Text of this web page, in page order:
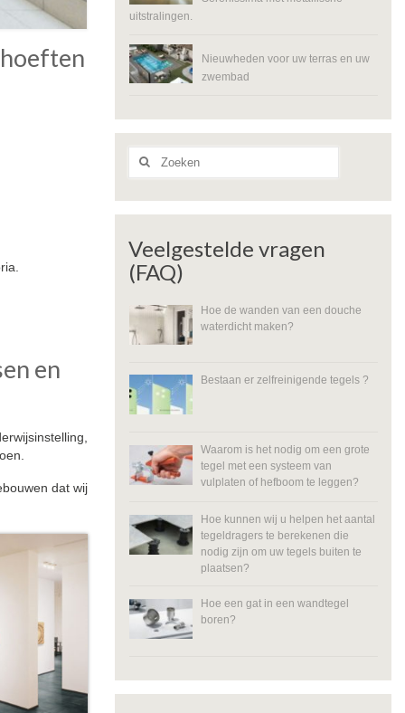
en
dat wij
uitstralingen.
Nieuwheden voor uw terras en uw
zwembad
Zoeken
naar:
Veelgestelde vragen
(FAQ)
Hoe de wanden van een douche
waterdicht maken?
Bestaan er zelfreinigende tegels ?
Waarom is het nodig om een grote
tegel met een systeem van
vulplaten of hefboom te leggen?
Hoe kunnen wij u helpen het aantal
tegeldragers te berekenen die
nodig zijn om uw tegels buiten te
plaatsen?
Hoe een gat in een wandtegel
boren?